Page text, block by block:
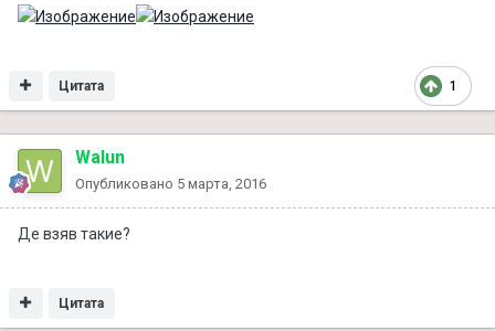
1
Цитата
Walun
Опубликовано 5 марта, 2016
Де взяв такие?
Цитата